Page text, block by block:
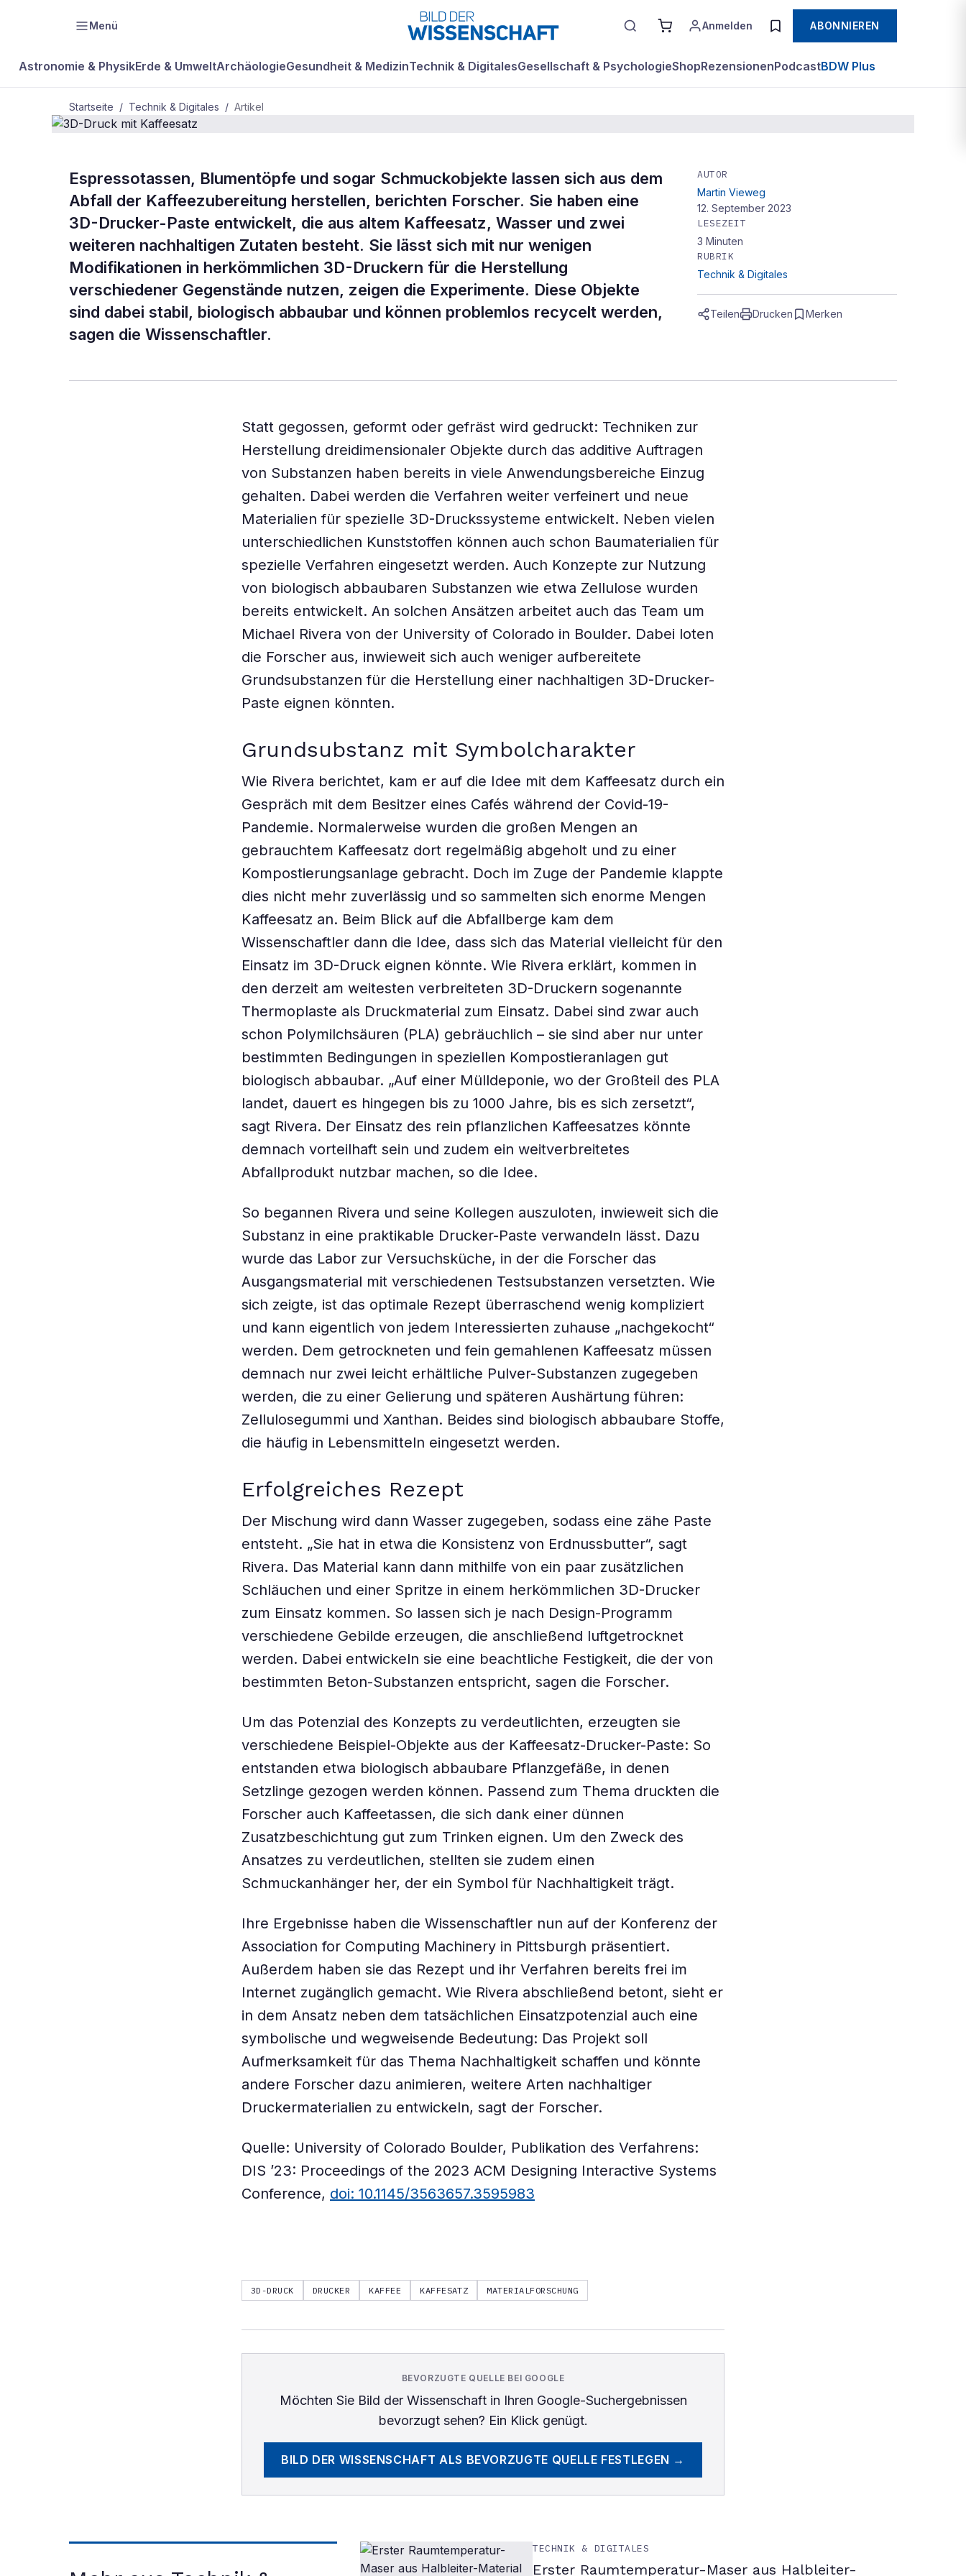
Menü Anmelden ABONNIEREN
Astronomie & PhysikErde & UmweltArchäologieGesundheit & MedizinTechnik & DigitalesGesellschaft & PsychologieShopRezensionenPodcastBDW Plus
Startseite / Technik & Digitales / Artikel
TECHNIK & DIGITALES
3D-Druck mit
Kaffeesatz
Espressotassen, Blumentöpfe und sogar Schmuckobjekte lassen sich aus dem
Abfall der Kaffeezubereitung herstellen, berichten Forscher. Sie haben eine
3D-Drucker-Paste entwickelt, die aus altem Kaffeesatz, Wasser und zwei
weiteren nachhaltigen Zutaten besteht. Sie lässt sich mit nur wenigen
Modifikationen in herkömmlichen 3D-Druckern für die Herstellung
verschiedener Gegenstände nutzen, zeigen die Experimente. Diese Objekte
sind dabei stabil, biologisch abbaubar und können problemlos recycelt werden,
sagen die Wissenschaftler.
AUTOR
Martin Vieweg
12. September 2023
LESEZEIT
3 Minuten
RUBRIK
Technik & Digitales
Teilen Drucken Merken
Statt gegossen, geformt oder gefräst wird gedruckt: Techniken zur
Herstellung dreidimensionaler Objekte durch das additive Auftragen
von Substanzen haben bereits in viele Anwendungsbereiche Einzug
gehalten. Dabei werden die Verfahren weiter verfeinert und neue
Materialien für spezielle 3D-Druckssysteme entwickelt. Neben vielen
unterschiedlichen Kunststoffen können auch schon Baumaterialien für
spezielle Verfahren eingesetzt werden. Auch Konzepte zur Nutzung
von biologisch abbaubaren Substanzen wie etwa Zellulose wurden
bereits entwickelt. An solchen Ansätzen arbeitet auch das Team um
Michael Rivera von der University of Colorado in Boulder. Dabei loten
die Forscher aus, inwieweit sich auch weniger aufbereitete
Grundsubstanzen für die Herstellung einer nachhaltigen 3D-Drucker-
Paste eignen könnten.
Grundsubstanz mit Symbolcharakter
Wie Rivera berichtet, kam er auf die Idee mit dem Kaffeesatz durch ein
Gespräch mit dem Besitzer eines Cafés während der Covid-19-
Pandemie. Normalerweise wurden die großen Mengen an
gebrauchtem Kaffeesatz dort regelmäßig abgeholt und zu einer
Kompostierungsanlage gebracht. Doch im Zuge der Pandemie klappte
dies nicht mehr zuverlässig und so sammelten sich enorme Mengen
Kaffeesatz an. Beim Blick auf die Abfallberge kam dem
Wissenschaftler dann die Idee, dass sich das Material vielleicht für den
Einsatz im 3D-Druck eignen könnte. Wie Rivera erklärt, kommen in
den derzeit am weitesten verbreiteten 3D-Druckern sogenannte
Thermoplaste als Druckmaterial zum Einsatz. Dabei sind zwar auch
schon Polymilchsäuren (PLA) gebräuchlich – sie sind aber nur unter
bestimmten Bedingungen in speziellen Kompostieranlagen gut
biologisch abbaubar. „Auf einer Mülldeponie, wo der Großteil des PLA
landet, dauert es hingegen bis zu 1000 Jahre, bis es sich zersetzt“,
sagt Rivera. Der Einsatz des rein pflanzlichen Kaffeesatzes könnte
demnach vorteilhaft sein und zudem ein weitverbreitetes
Abfallprodukt nutzbar machen, so die Idee.
So begannen Rivera und seine Kollegen auszuloten, inwieweit sich die
Substanz in eine praktikable Drucker-Paste verwandeln lässt. Dazu
wurde das Labor zur Versuchsküche, in der die Forscher das
Ausgangsmaterial mit verschiedenen Testsubstanzen versetzten. Wie
sich zeigte, ist das optimale Rezept überraschend wenig kompliziert
und kann eigentlich von jedem Interessierten zuhause „nachgekocht“
werden. Dem getrockneten und fein gemahlenen Kaffeesatz müssen
demnach nur zwei leicht erhältliche Pulver-Substanzen zugegeben
werden, die zu einer Gelierung und späteren Aushärtung führen:
Zellulosegummi und Xanthan. Beides sind biologisch abbaubare Stoffe,
die häufig in Lebensmitteln eingesetzt werden.
Erfolgreiches Rezept
Der Mischung wird dann Wasser zugegeben, sodass eine zähe Paste
entsteht. „Sie hat in etwa die Konsistenz von Erdnussbutter“, sagt
Rivera. Das Material kann dann mithilfe von ein paar zusätzlichen
Schläuchen und einer Spritze in einem herkömmlichen 3D-Drucker
zum Einsatz kommen. So lassen sich je nach Design-Programm
verschiedene Gebilde erzeugen, die anschließend luftgetrocknet
werden. Dabei entwickeln sie eine beachtliche Festigkeit, die der von
bestimmten Beton-Substanzen entspricht, sagen die Forscher.
Um das Potenzial des Konzepts zu verdeutlichten, erzeugten sie
verschiedene Beispiel-Objekte aus der Kaffeesatz-Drucker-Paste: So
entstanden etwa biologisch abbaubare Pflanzgefäße, in denen
Setzlinge gezogen werden können. Passend zum Thema druckten die
Forscher auch Kaffeetassen, die sich dank einer dünnen
Zusatzbeschichtung gut zum Trinken eignen. Um den Zweck des
Ansatzes zu verdeutlichen, stellten sie zudem einen
Schmuckanhänger her, der ein Symbol für Nachhaltigkeit trägt.
Ihre Ergebnisse haben die Wissenschaftler nun auf der Konferenz der
Association for Computing Machinery in Pittsburgh präsentiert.
Außerdem haben sie das Rezept und ihr Verfahren bereits frei im
Internet zugänglich gemacht. Wie Rivera abschließend betont, sieht er
in dem Ansatz neben dem tatsächlichen Einsatzpotenzial auch eine
symbolische und wegweisende Bedeutung: Das Projekt soll
Aufmerksamkeit für das Thema Nachhaltigkeit schaffen und könnte
andere Forscher dazu animieren, weitere Arten nachhaltiger
Druckermaterialien zu entwickeln, sagt der Forscher.
Quelle: University of Colorado Boulder, Publikation des Verfahrens:
DIS ’23: Proceedings of the 2023 ACM Designing Interactive Systems
Conference, doi: 10.1145/3563657.3595983
3D-DRUCK DRUCKER KAFFEE KAFFESATZ MATERIALFORSCHUNG
BEVORZUGTE QUELLE BEI GOOGLE
Möchten Sie Bild der Wissenschaftin Ihren Google-Suchergebnissen
bevorzugt sehen? Ein Klick genügt.
BILD DER WISSENSCHAFT ALS BEVORZUGTE QUELLE FESTLEGEN →
TECHNIK & DIGITALES
Erster Raumtemperatur-Maser aus Halbleiter-